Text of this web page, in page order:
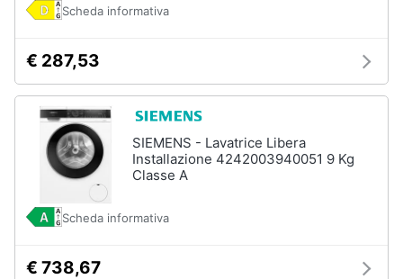
Scheda informativa
€ 287,53
SIEMENS - Lavatrice Libera
Installazione 4242003940051 9 Kg
Classe A
Scheda informativa
€ 738,67